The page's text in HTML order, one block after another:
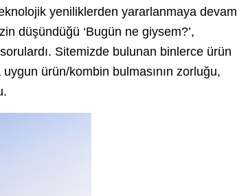
yeniliklerden yararlanmaya devam
düşündüğü ‘Bugün ne giysem?’,
Sitemizde bulunan binlerce ürün
ürün/kombin bulmasının zorluğu,